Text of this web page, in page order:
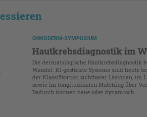
ONKODERM-SYMPOSIUM
Hautkrebsdiagnostik im
Die dermatologische Hautkrebsdiagnostik
Wandel. KI-gestützte Systeme sind heute
der Klassifikation sichtbarer Läsionen, im
sowie im longitudinalen Matching über
Dadurch können neue oder dynamisch ...